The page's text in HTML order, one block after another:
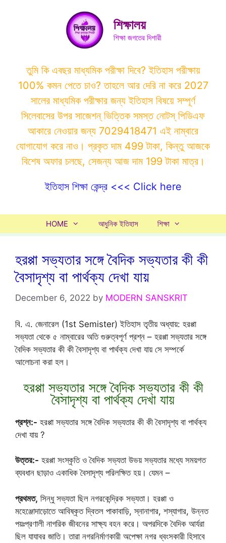
শিক্ষালয়
শিক্ষা জগতের দিশারী
তুমি কি এবছর মাধ্যমিক পরীক্ষা দিবে? ইতিহাস পরীক্ষায়
100% কমন পেতে চাও? তাহলে আর দেরি না করে 2027
সালের মাধ্যমিক পরীক্ষার জন্য ইতিহাস বিষয়ে সম্পূর্ণ
সিলেবাসের উপর সাজেশন্ ভিত্তিক সমস্ত নোটস্ পিডিএফ
আকারে নেওয়ার জন্য 7029418471 এই নাম্বারে
যোগাযোগ করে নাও। প্রকৃত দাম 499 টাকা, কিন্তু আজকে
বিশেষ অফার চলছে, সেজন্য আজ দাম 199 টাকা মাত্র।
ইতিহাস শিক্ষা কেন্দ্র <<< Click here
HOME আধুনিক ইতিহাস শিক্ষা
হরপ্পা সভ্যতার সঙ্গে বৈদিক সভ্যতার কী কী
বৈসাদৃশ্য বা পার্থক্য দেখা যায়
December 6, 2022 by MODERN SANSKRIT
বি. এ. জেনারেল (1st Semister) ইতিহাস তৃতীয় অধ্যায়: হরপ্পা
সভ্যতা থেকে ৫ নাম্বারের অতি গুরুত্বপূর্ণ প্রশ্ন – হরপ্পা সভ্যতার সঙ্গে
বৈদিক সভ্যতার কী কী বৈসাদৃশ্য বা পার্থক্য দেখা যায় সে সম্পর্কে
আলোচনা করা হল।
হরপ্পা সভ্যতার সঙ্গে বৈদিক সভ্যতার কী কী
বৈসাদৃশ্য বা পার্থক্য দেখা যায়
প্রশ্ন:- হরপ্পা সভ্যতার সঙ্গে বৈদিক সভ্যতার কী কী বৈসাদৃশ্য বা পার্থক্য
দেখা যায় ?
উত্তর:- হরপ্পা সংস্কৃতি ও বৈদিক সভ্যতা উভয় সভ্যতার মধ্যে সময়গত
ব্যবধান ছাড়াও একাধিক বৈসাদৃশ্য পরিলক্ষিত হয়। যেমন –
প্রথমত, সিন্ধু সভ্যতা ছিল নগরকেন্দ্রিক সভ্যতা। হরপ্পা ও
মহেঞ্জোদাড়োতে আবিষ্কৃত দ্বিতল পাকাবাড়ি, স্নানাগার, শস্যাগার, উন্নত
পয়ঃপ্রণালী নাগরিক জীবনের সাক্ষ্য বহন করে। অপরদিকে বৈদিক আর্যরা
ছিল যাযাবর জাতি। তারা নগরনির্মাণকারী অপেক্ষা নগর ধ্বংসকারী হিসাবে